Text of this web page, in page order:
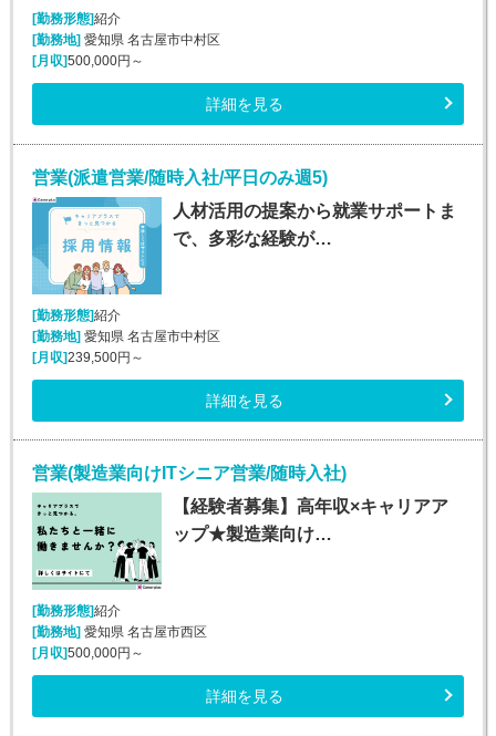
[勤務形態]紹介
[勤務地]愛知県 名古屋市中村区
[月収]500,000円～
詳細を見る
営業(派遣営業/随時入社/平日のみ週5)
人材活用の提案から就業サポートま
で、多彩な経験が…
[勤務形態]紹介
[勤務地]愛知県 名古屋市中村区
[月収]239,500円～
詳細を見る
営業(製造業向けITシニア営業/随時入社)
【経験者募集】高年収×キャリアア
ップ★製造業向け…
[勤務形態]紹介
[勤務地] 愛知県 名古屋市西区
[月収]500,000円～
詳細を見る